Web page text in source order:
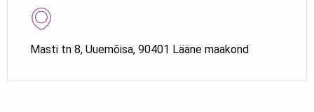
Masti tn 8, Uuemõisa, 90401 Lääne maakond